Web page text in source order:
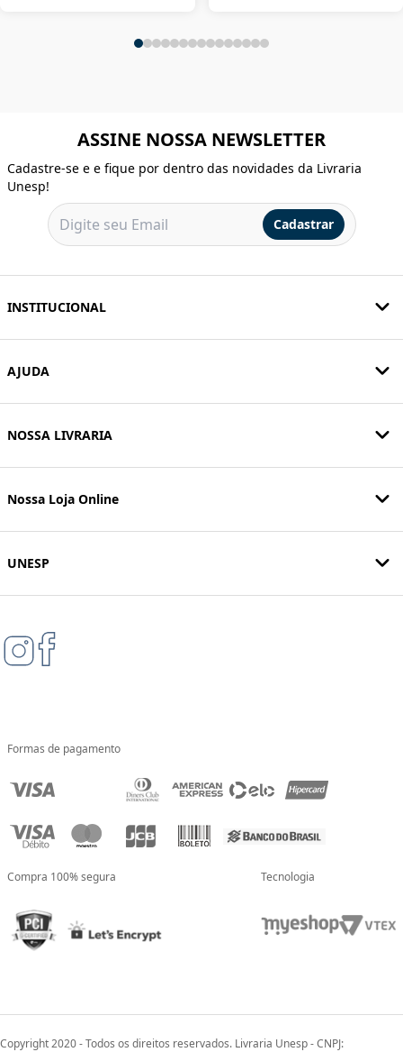
ASSINE NOSSA NEWSLETTER
Cadastre-se e e fique por dentro das novidades da Livraria
Unesp!
Cadastrar
INSTITUCIONAL
AJUDA
NOSSA LIVRARIA
Nossa Loja Online
UNESP
Formas de pagamento
Compra 100% segura Tecnologia
Copyright 2020 - Todos os direitos reservados. Livraria Unesp - CNPJ: